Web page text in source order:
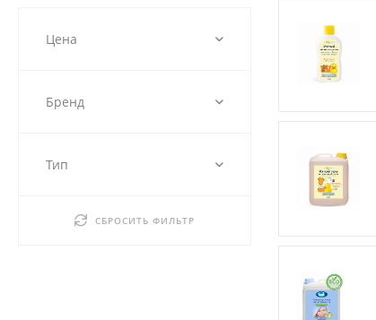
Цена
Бренд
Тип
СБРОСИТЬ ФИЛЬТР